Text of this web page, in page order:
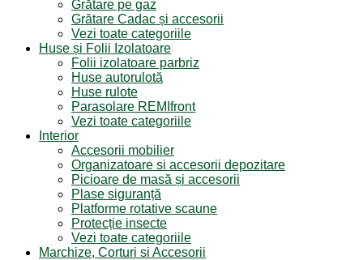
Grătare pe gaz
Grătare Cadac și accesorii
Vezi toate categoriile
Huse și Folii Izolatoare
Folii izolatoare parbriz
Huse autorulotă
Huse rulote
Parasolare REMIfront
Vezi toate categoriile
Interior
Accesorii mobilier
Organizatoare si accesorii depozitare
Picioare de masă și accesorii
Plase siguranță
Platforme rotative scaune
Protecție insecte
Vezi toate categoriile
Marchize, Corturi si Accesorii